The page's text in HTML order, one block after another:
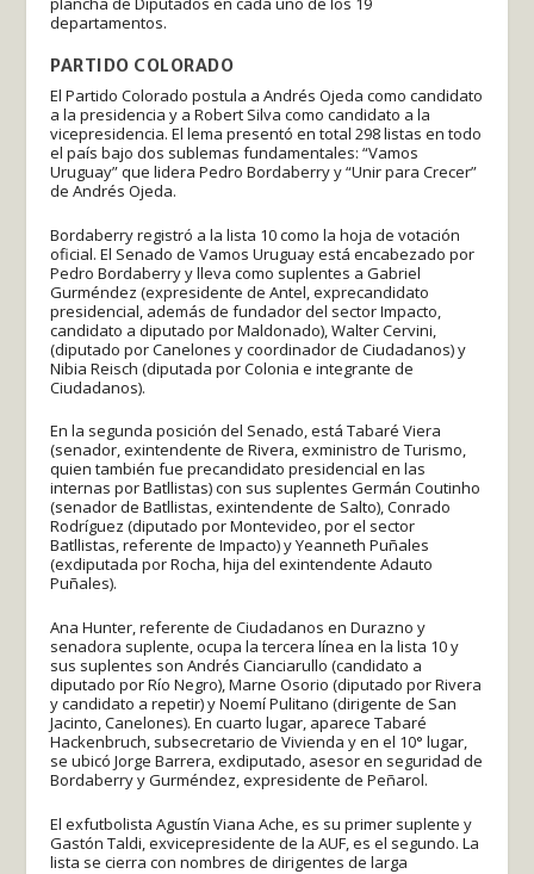
departamentos.
PARTIDO COLORADO
El Partido Colorado postula a Andrés Ojeda como candidato
a la presidencia y a Robert Silva como candidato a la
vicepresidencia. El lema presentó en total 298 listas en todo
el país bajo dos sublemas fundamentales: “Vamos
Uruguay” que lidera Pedro Bordaberry y “Unir para Crecer”
de Andrés Ojeda.
Bordaberry registró a la lista 10 como la hoja de votación
oficial. El Senado de Vamos Uruguay está encabezado por
Pedro Bordaberry y lleva como suplentes a Gabriel
Gurméndez (expresidente de Antel, exprecandidato
presidencial, además de fundador del sector Impacto,
candidato a diputado por Maldonado), Walter Cervini,
(diputado por Canelones y coordinador de Ciudadanos) y
Nibia Reisch (diputada por Colonia e integrante de
Ciudadanos).
En la segunda posición del Senado, está Tabaré Viera
(senador, exintendente de Rivera, exministro de Turismo,
quien también fue precandidato presidencial en las
internas por Batllistas) con sus suplentes Germán Coutinho
(senador de Batllistas, exintendente de Salto), Conrado
Rodríguez (diputado por Montevideo, por el sector
Batllistas, referente de Impacto) y Yeanneth Puñales
(exdiputada por Rocha, hija del exintendente Adauto
Puñales).
Ana Hunter, referente de Ciudadanos en Durazno y
senadora suplente, ocupa la tercera línea en la lista 10 y
sus suplentes son Andrés Cianciarullo (candidato a
diputado por Río Negro), Marne Osorio (diputado por Rivera
y candidato a repetir) y Noemí Pulitano (dirigente de San
Jacinto, Canelones). En cuarto lugar, aparece Tabaré
Hackenbruch, subsecretario de Vivienda y en el 10° lugar,
se ubicó Jorge Barrera, exdiputado, asesor en seguridad de
Bordaberry y Gurméndez, expresidente de Peñarol.
El exfutbolista Agustín Viana Ache, es su primer suplente y
Gastón Taldi, exvicepresidente de la AUF, es el segundo. La
lista se cierra con nombres de dirigentes de larga